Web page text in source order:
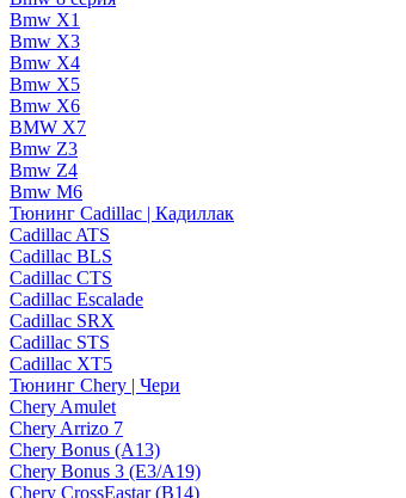
Bmw X1
Bmw X3
Bmw X4
Bmw X5
Bmw X6
BMW X7
Bmw Z3
Bmw Z4
Bmw М6
Тюнинг Cadillac | Кадиллак
Cadillac ATS
Cadillac BLS
Cadillac CTS
Cadillac Escalade
Cadillac SRX
Cadillac STS
Cadillac XT5
Тюнинг Chery | Чери
Chery Amulet
Chery Arrizo 7
Chery Bonus (A13)
Chery Bonus 3 (E3/A19)
Chery CrossEastar (B14)